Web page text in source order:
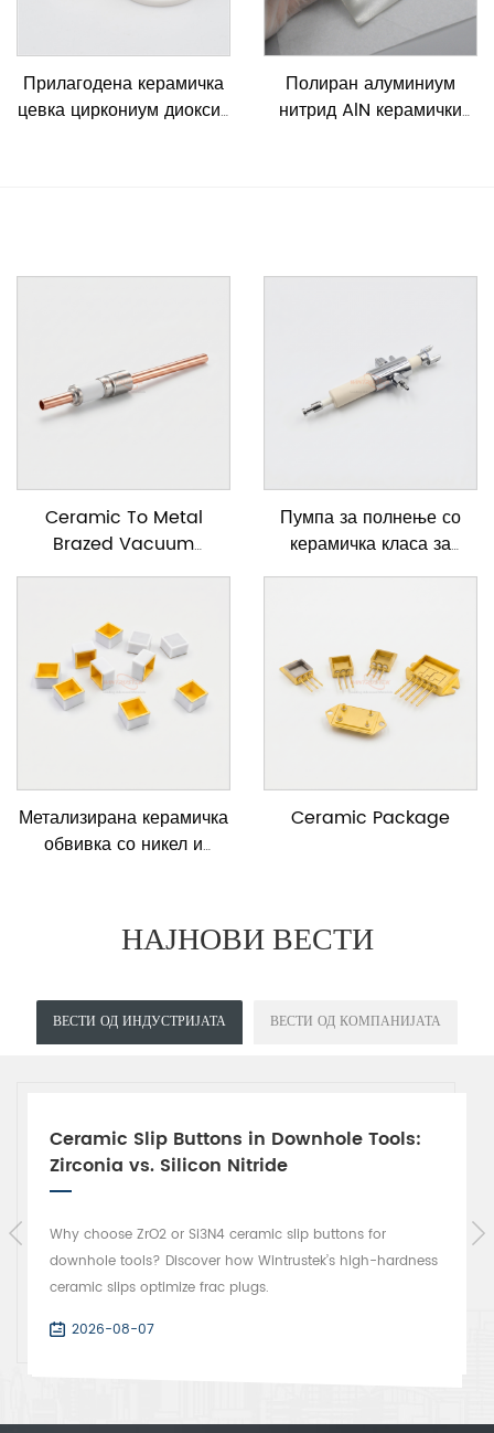
Прилагодена керамичка
цевка циркониум диоксид
Полиран алуминиум
нитрид AlN керамички
Ceramic To Metal
Brazed Vacuum
Feedtrough
Пумпа за полнење со
керамичка класа за
храна
Метализирана керамичка
обвивка со никел и
Ceramic Package
НАЈНОВИ ВЕСТИ
ВЕСТИ ОД ИНДУСТРИЈАТА ВЕСТИ ОД КОМПАНИЈАТА
Ceramic Slip Buttons in Downhole Tools:
Zirconia vs. Silicon Nitride
Why choose ZrO2 or Si3N4 ceramic slip buttons for
downhole tools? Discover how Wintrustek’s high-hardness
ceramic slips optimize frac plugs.
2026-08-07